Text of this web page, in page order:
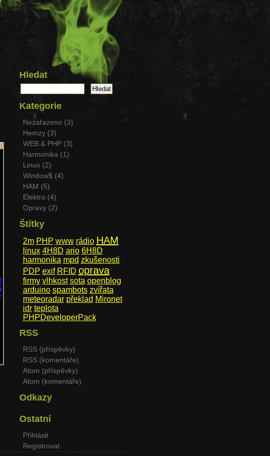
Hledat
Kategorie
Nezařazeno (3)
Hemzy (3)
WEB & PHP (3)
Harmonika (1)
Linux (2)
Window$ (4)
HAM (5)
Elektro (4)
Opravy (2)
Štítky
2m PHP www rádio HAM
linux 4H8D ario 6H8D
harmonika mpd zkušenosti
PDP exif RFID oprava
firmy vlhkost sota openblog
arduino spambots zvířata
meteoradar překlad Mironet
idr teplota
PHPDeveloperPack
RSS
RSS (příspěvky)
RSS (komentáře)
Atom (příspěvky)
Atom (komentáře)
Odkazy
Ostatní
Přihlásit
Registrovat